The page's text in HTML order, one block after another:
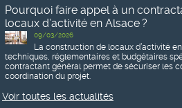
Pourquoi faire appel à un
locaux d’activité en Alsace ?
09/03/2026
La construction de locaux d’activité
techniques, réglementaires et budgétaires
contractant général permet de sécuriser les
coordination du projet.
Voir toutes les actualités